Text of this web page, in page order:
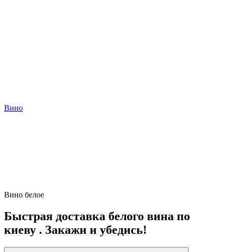
Вино
Вино белое
Быстрая доставка белого вина по
киеву . Закажи и убедись!